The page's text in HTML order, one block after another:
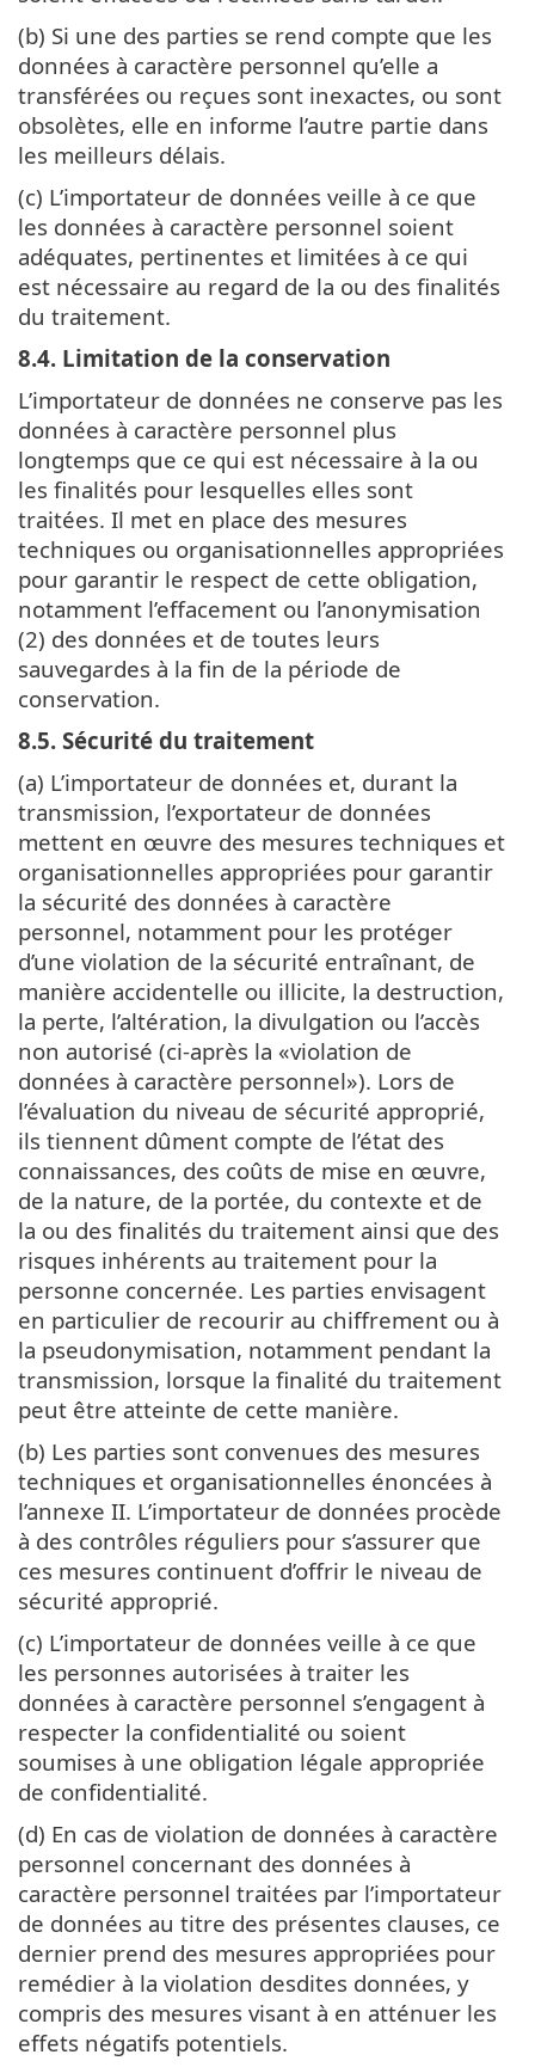
(b) Si une des parties se rend compte que les
données à caractère personnel qu’elle a
transférées ou reçues sont inexactes, ou sont
obsolètes, elle en informe l’autre partie dans
les meilleurs délais.
(c) L’importateur de données veille à ce que
les données à caractère personnel soient
adéquates, pertinentes et limitées à ce qui
est nécessaire au regard de la ou des finalités
du traitement.
8.4. Limitation de la conservation
L’importateur de données ne conserve pas les
données à caractère personnel plus
longtemps que ce qui est nécessaire à la ou
les finalités pour lesquelles elles sont
traitées. Il met en place des mesures
techniques ou organisationnelles appropriées
pour garantir le respect de cette obligation,
notamment l’effacement ou l’anonymisation
(2) des données et de toutes leurs
sauvegardes à la fin de la période de
conservation.
8.5. Sécurité du traitement
(a) L’importateur de données et, durant la
transmission, l’exportateur de données
mettent en œuvre des mesures techniques et
organisationnelles appropriées pour garantir
la sécurité des données à caractère
personnel, notamment pour les protéger
d’une violation de la sécurité entraînant, de
manière accidentelle ou illicite, la destruction,
la perte, l’altération, la divulgation ou l’accès
non autorisé (ci-après la «violation de
données à caractère personnel»). Lors de
l’évaluation du niveau de sécurité approprié,
ils tiennent dûment compte de l’état des
connaissances, des coûts de mise en œuvre,
de la nature, de la portée, du contexte et de
la ou des finalités du traitement ainsi que des
risques inhérents au traitement pour la
personne concernée. Les parties envisagent
en particulier de recourir au chiffrement ou à
la pseudonymisation, notamment pendant la
transmission, lorsque la finalité du traitement
peut être atteinte de cette manière.
(b) Les parties sont convenues des mesures
techniques et organisationnelles énoncées à
l’annexe II. L’importateur de données procède
à des contrôles réguliers pour s’assurer que
ces mesures continuent d’offrir le niveau de
sécurité approprié.
(c) L’importateur de données veille à ce que
les personnes autorisées à traiter les
données à caractère personnel s’engagent à
respecter la confidentialité ou soient
soumises à une obligation légale appropriée
de confidentialité.
(d) En cas de violation de données à caractère
personnel concernant des données à
caractère personnel traitées par l’importateur
de données au titre des présentes clauses, ce
dernier prend des mesures appropriées pour
remédier à la violation desdites données, y
compris des mesures visant à en atténuer les
effets négatifs potentiels.